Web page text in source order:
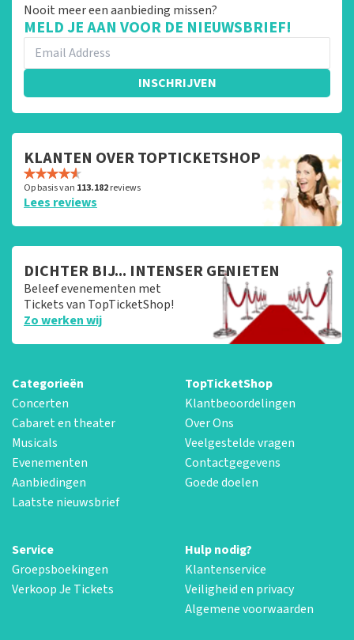
Nooit meer een aanbieding missen?
MELD JE AAN VOOR DE NIEUWSBRIEF!
INSCHRIJVEN
KLANTEN OVER TOPTICKETSHOP
Op basis van 113.182reviews
Lees reviews
DICHTER BIJ... INTENSER GENIETEN
Beleef evenementen met
Tickets van TopTicketShop!
Zo werken wij
Categorieën
Concerten
Cabaret en theater
Musicals
Evenementen
Aanbiedingen
Laatste nieuwsbrief
TopTicketShop
Klantbeoordelingen
Over Ons
Veelgestelde vragen
Contactgegevens
Goede doelen
Service
Groepsboekingen
Verkoop Je Tickets
Hulp nodig?
Klantenservice
Veiligheid en privacy
Algemene voorwaarden